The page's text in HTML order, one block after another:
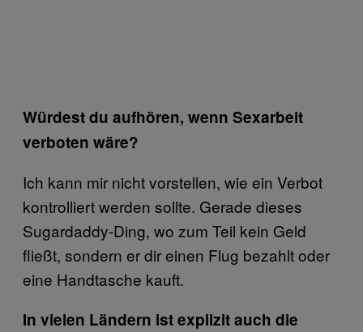
Würdest du aufhören, wenn Sexarbeit
verboten wäre?
Ich kann mir nicht vorstellen, wie ein Verbot
kontrolliert werden sollte. Gerade dieses
Sugardaddy-Ding, wo zum Teil kein Geld
fließt, sondern er dir einen Flug bezahlt oder
eine Handtasche kauft.
In vielen Ländern ist explizit auch die